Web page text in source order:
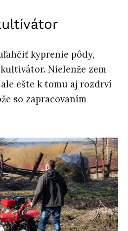
kyprenie pôdy,
Nielenže zem
ešte k tomu aj rozdrví
so zapracovaním